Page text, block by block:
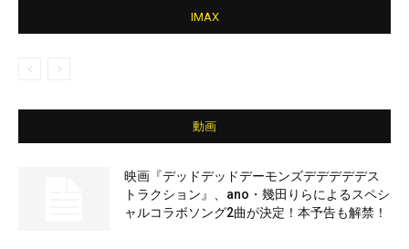
IMAX
動画
映画『デッドデッドデーモンズデデデデデス
トラクション』、ano・幾田りらによるスペシ
ャルコラボソング2曲が決定！本予告も解禁！